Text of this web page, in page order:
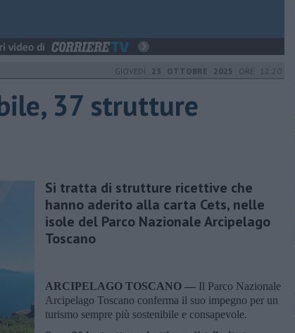
GIOVEDÌ 23 OTTOBRE 2025 ORE 12:20
37 strutture
Si tratta di strutture ricettive che
hanno aderito alla carta Cets, nelle
isole del Parco Nazionale Arcipelago
Toscano
ARCIPELAGO TOSCANO — Il Parco Nazionale
Arcipelago Toscano conferma il suo impegno per un
turismo sempre più sostenibile e consapevole.